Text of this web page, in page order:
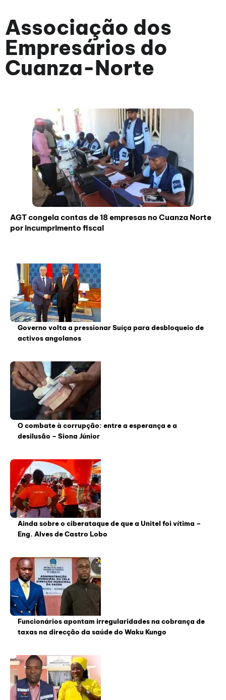
Associação dos
Empresários do
Cuanza-Norte
AGT congela contas de 18 empresas no Cuanza Norte
por incumprimento fiscal
Governo volta a pressionar Suíça para desbloqueio de
activos angolanos
O combate à corrupção: entre a esperança e a
desilusão – Siona Júnior
Ainda sobre o ciberataque de que a Unitel foi vítima –
Eng. Alves de Castro Lobo
Funcionários apontam irregularidades na cobrança de
taxas na direcção da saúde do Waku Kungo